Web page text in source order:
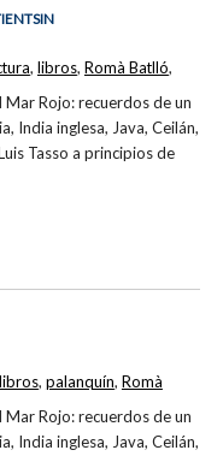
Rojo: recuerdos de un
India inglesa, Java, Ceilán,
Tasso a principios de
, libros, Romà Batlló,
Rojo: recuerdos de un
India inglesa, Java, Ceilán,
libros, palanquín, Romà